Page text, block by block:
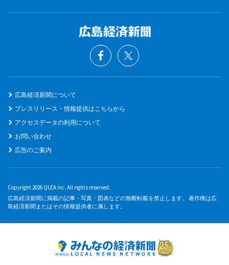
広島経済新聞について
プレスリリース・情報提供はこちらから
アクセスデータの利用について
お問い合わせ
広告のご案内
Copyright 2026 QLEA Inc. All rights reserved.
広島経済新聞に掲載の記事・写真・図表などの無断転載を禁止します。 著作権は広
島経済新聞またはその情報提供者に属します。